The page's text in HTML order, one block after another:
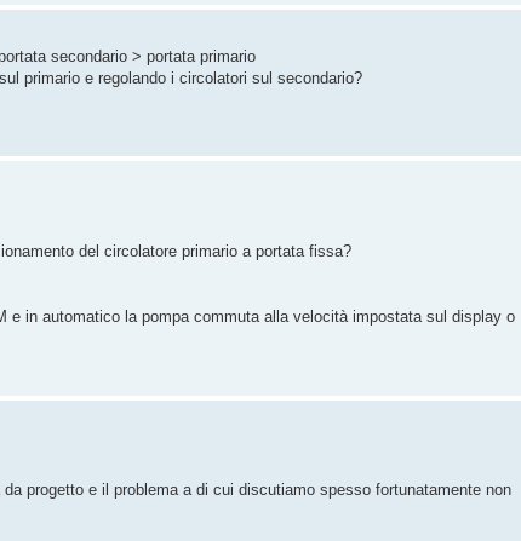
secondario > portata primario
primario e regolando i circolatori sul secondario?
del circolatore primario a portata fissa?
e in automatico la pompa commuta alla velocità impostata sul display o
progetto e il problema a di cui discutiamo spesso fortunatamente non